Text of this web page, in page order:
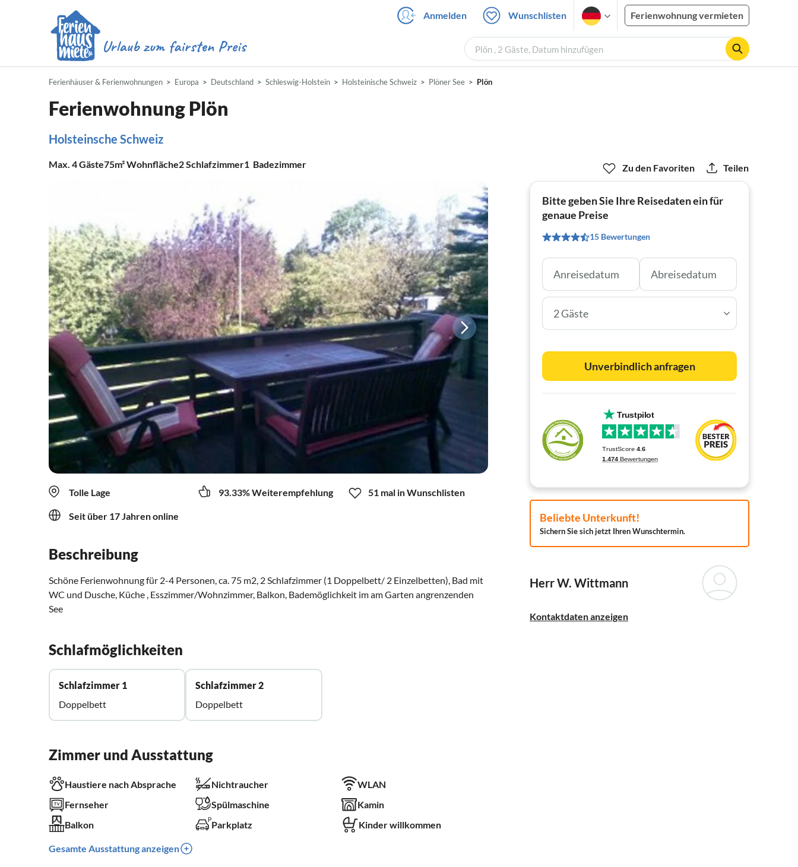
Anmelden Wunschlisten Ferienwohnung vermieten
Plön , 2 Gäste, Datum hinzufügen
Ferienhäuser & Ferienwohnungen Europa Deutschland Schleswig-Holstein Holsteinische Schweiz Plöner See Plön
Ferienwohnung Plön
Holsteinsche Schweiz
Max. 4Gäste75m²Wohnfläche2Schlafzimmer1 Badezimmer
Tolle Lage 93.33% Weiterempfehlung 51 mal in Wunschlisten
Seit über 17 Jahren online
Beschreibung
Schöne Ferienwohnung für 2-4 Personen, ca. 75 m2, 2 Schlafzimmer (1 Doppelbett/ 2 Einzelbetten), Bad mit
WC und Dusche, Küche , Esszimmer/Wohnzimmer, Balkon, Bademöglichkeit im am Garten angrenzenden
See
Schlafmöglichkeiten
Schlafzimmer 1
Doppelbett
Schlafzimmer 2
Doppelbett
Zimmer und Ausstattung
Haustiere nach Absprache Nichtraucher
WLAN
Fernseher
Spülmaschine
Kamin
Balkon
Parkplatz Kinder willkommen
Gesamte Ausstattung anzeigen
Zu den Favoriten Teilen
Bitte geben Sie Ihre Reisedaten ein für
genaue Preise
15 Bewertungen
2 Gäste
Unverbindlich anfragen
Beliebte Unterkunft!
Sichern Sie sich jetzt Ihren Wunschtermin.
Herr W. Wittmann
Kontaktdaten anzeigen